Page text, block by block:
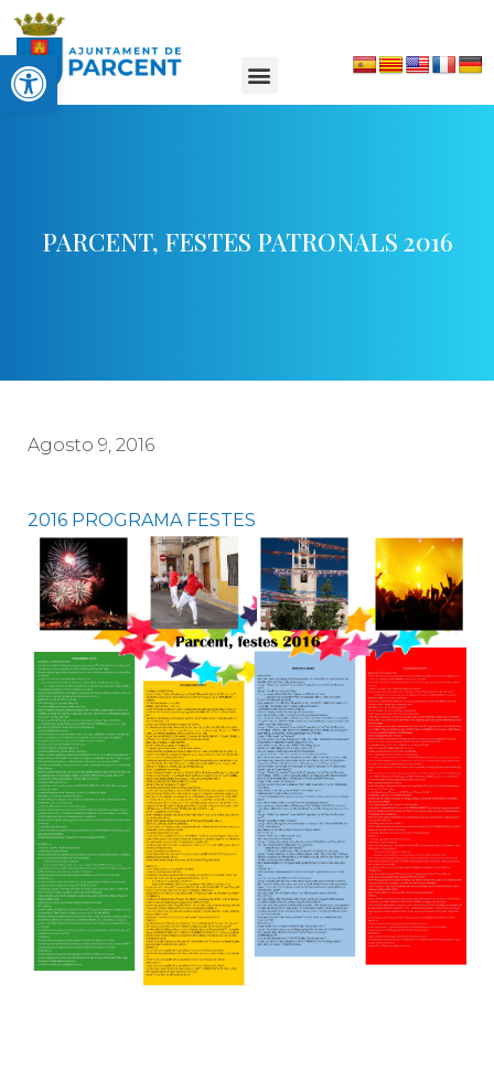
Abrir barra de herramientas
PARCENT, FESTES PATRONALS 2016
Agosto 9, 2016
2016 PROGRAMA FESTES